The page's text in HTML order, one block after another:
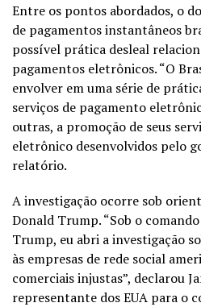
Entre os pontos abordados, o
de pagamentos instantâneos
possível prática desleal
pagamentos eletrônicos. “O
envolver em uma série de
serviços de pagamento
outras, a promoção de seus
eletrônico desenvolvidos pelo
relatório.
A investigação ocorre sob
Donald Trump. “Sob o
Trump, eu abri a investigação
às empresas de rede social
comerciais injustas”, declarou
representante dos EUA para o